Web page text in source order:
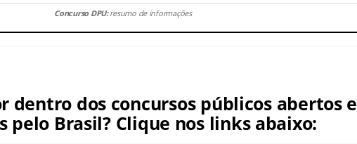
Concurso DPU:resumo de informações
dentro dos concursos públicos abertos e
pelo Brasil? Clique nos links abaixo: